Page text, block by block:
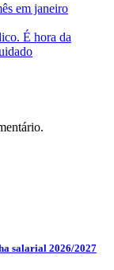
em janeiro
É hora da
salarial 2026/2027